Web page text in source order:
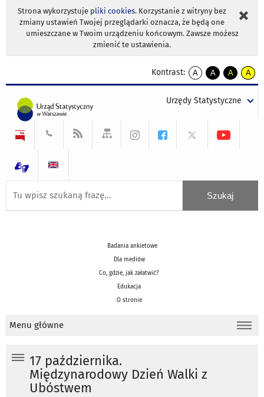
Strona wykorzystuje pliki cookies. Korzystanie z witryny bez
zmiany ustawień Twojej przeglądarki oznacza, że będą one
umieszczane w Twoim urządzeniu końcowym. Zawsze możesz
zmienić te ustawienia.
Kontrast:
A
kontrast
A
kontrast
tekst
czarnym
A
kontrast
tekst
czarnym
A
tekst
żółtym
Urzędy Statystyczne
Badania ankietowe
Dla mediów
Co, gdzie, jak załatwić?
Edukacja
O stronie
Menu główne
17 października.
Międzynarodowy Dzień Walki z
Ubóstwem